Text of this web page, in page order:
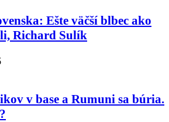
Ešte väčší blbec ako
Richard Sulík
v base a Rumuni sa búria.